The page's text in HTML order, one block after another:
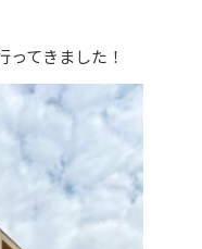
てきました！